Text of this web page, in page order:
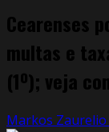
Cearenses
multas e
(1º); veja
Markos Zaurelio